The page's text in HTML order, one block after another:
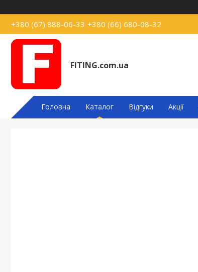
+380 (67) 888-06-33 +380 (66) 680-08-32
FITING.com.ua
Головна Каталог Відгуки Акції